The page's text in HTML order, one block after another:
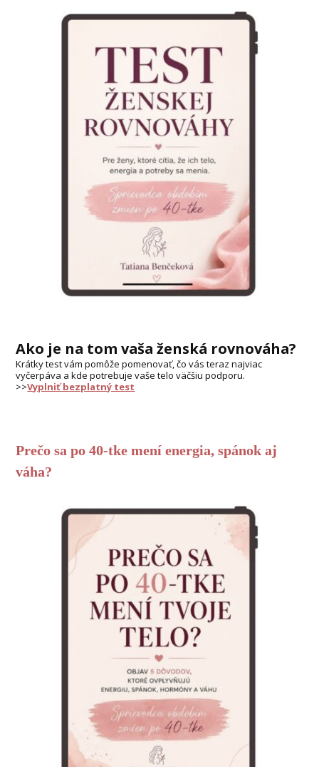
Ako je na tom vaša ženská rovnováha?
Krátky test vám pomôže pomenovať, čo vás teraz najviac
vyčerpáva a kde potrebuje vaše telo väčšiu podporu.
>>Vyplniť bezplatný test
Prečo sa po 40-tke mení energia, spánok aj
váha?